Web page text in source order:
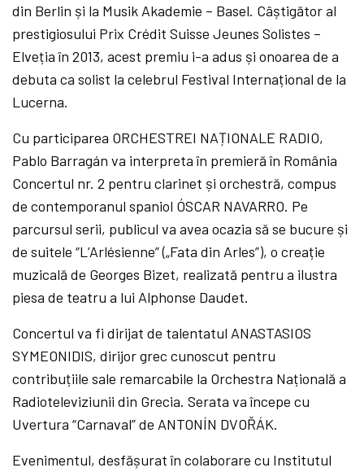
din Berlin și la Musik Akademie – Basel. Câștigător al
prestigiosului Prix Crédit Suisse Jeunes Solistes –
Elveția în 2013, acest premiu i-a adus și onoarea de a
debuta ca solist la celebrul Festival Internațional de la
Lucerna.
Cu participarea ORCHESTREI NAȚIONALE RADIO,
Pablo Barragán va interpreta în premieră în România
Concertul nr. 2 pentru clarinet și orchestră, compus
de contemporanul spaniol ÓSCAR NAVARRO. Pe
parcursul serii, publicul va avea ocazia să se bucure și
de suitele “L’Arlésienne” („Fata din Arles”), o creație
muzicală de Georges Bizet, realizată pentru a ilustra
piesa de teatru a lui Alphonse Daudet.
Concertul va fi dirijat de talentatul ANASTASIOS
SYMEONIDIS, dirijor grec cunoscut pentru
contribuțiile sale remarcabile la Orchestra Națională a
Radioteleviziunii din Grecia. Serata va începe cu
Uvertura “Carnaval” de ANTONÍN DVOŘÁK.
Evenimentul, desfășurat în colaborare cu Institutul